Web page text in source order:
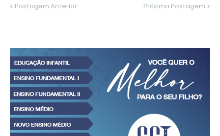
Postagem Anterior Próxima Postagem